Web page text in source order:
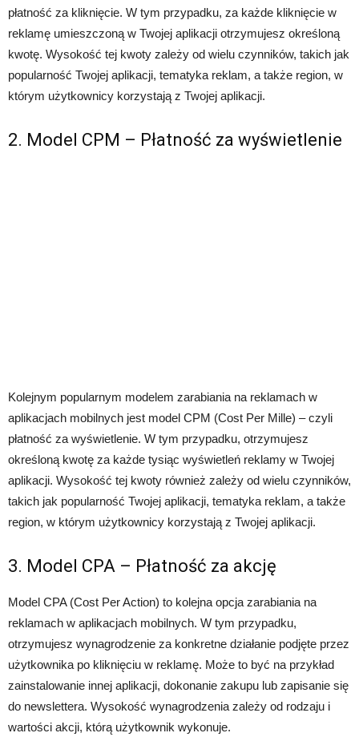
płatność za kliknięcie. W tym przypadku, za każde kliknięcie w
reklamę umieszczoną w Twojej aplikacji otrzymujesz określoną
kwotę. Wysokość tej kwoty zależy od wielu czynników, takich jak
popularność Twojej aplikacji, tematyka reklam, a także region, w
którym użytkownicy korzystają z Twojej aplikacji.
2. Model CPM – Płatność za wyświetlenie
Kolejnym popularnym modelem zarabiania na reklamach w
aplikacjach mobilnych jest model CPM (Cost Per Mille) – czyli
płatność za wyświetlenie. W tym przypadku, otrzymujesz
określoną kwotę za każde tysiąc wyświetleń reklamy w Twojej
aplikacji. Wysokość tej kwoty również zależy od wielu czynników,
takich jak popularność Twojej aplikacji, tematyka reklam, a także
region, w którym użytkownicy korzystają z Twojej aplikacji.
3. Model CPA – Płatność za akcję
Model CPA (Cost Per Action) to kolejna opcja zarabiania na
reklamach w aplikacjach mobilnych. W tym przypadku,
otrzymujesz wynagrodzenie za konkretne działanie podjęte przez
użytkownika po kliknięciu w reklamę. Może to być na przykład
zainstalowanie innej aplikacji, dokonanie zakupu lub zapisanie się
do newslettera. Wysokość wynagrodzenia zależy od rodzaju i
wartości akcji, którą użytkownik wykonuje.